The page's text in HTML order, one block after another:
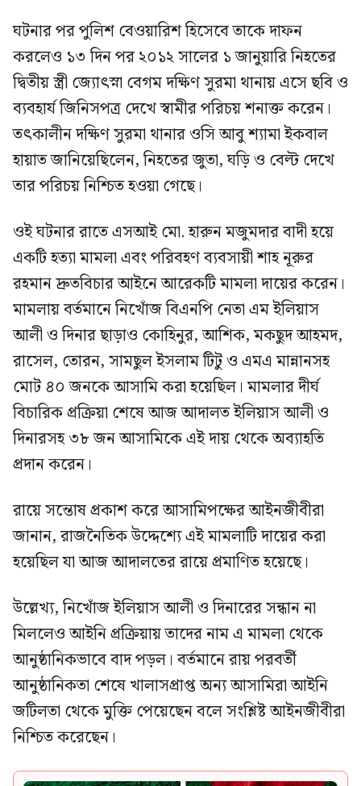
ঘটনার পর পুলিশ বেওয়ারিশ হিসেবে তাকে দাফন
করলেও ১৩ দিন পর ২০১২ সালের ১ জানুয়ারি নিহতের
দ্বিতীয় স্ত্রী জ্যোৎস্না বেগম দক্ষিণ সুরমা থানায় এসে ছবি ও
ব্যবহার্য জিনিসপত্র দেখে স্বামীর পরিচয় শনাক্ত করেন।
তৎকালীন দক্ষিণ সুরমা থানার ওসি আবু শ্যামা ইকবাল
হায়াত জানিয়েছিলেন, নিহতের জুতা, ঘড়ি ও বেল্ট দেখে
তার পরিচয় নিশ্চিত হওয়া গেছে।
ওই ঘটনার রাতে এসআই মো. হারুন মজুমদার বাদী হয়ে
একটি হত্যা মামলা এবং পরিবহণ ব্যবসায়ী শাহ নূরুর
রহমান দ্রুতবিচার আইনে আরেকটি মামলা দায়ের করেন।
মামলায় বর্তমানে নিখোঁজ বিএনপি নেতা এম ইলিয়াস
আলী ও দিনার ছাড়াও কোহিনুর, আশিক, মকছুদ আহমদ,
রাসেল, তোরন, সামছুল ইসলাম টিটু ও এমএ মান্নানসহ
মোট ৪০ জনকে আসামি করা হয়েছিল। মামলার দীর্ঘ
বিচারিক প্রক্রিয়া শেষে আজ আদালত ইলিয়াস আলী ও
দিনারসহ ৩৮ জন আসামিকে এই দায় থেকে অব্যাহতি
প্রদান করেন।
রায়ে সন্তোষ প্রকাশ করে আসামিপক্ষের আইনজীবীরা
জানান, রাজনৈতিক উদ্দেশ্যে এই মামলাটি দায়ের করা
হয়েছিল যা আজ আদালতের রায়ে প্রমাণিত হয়েছে।
উল্লেখ্য, নিখোঁজ ইলিয়াস আলী ও দিনারের সন্ধান না
মিললেও আইনি প্রক্রিয়ায় তাদের নাম এ মামলা থেকে
আনুষ্ঠানিকভাবে বাদ পড়ল। বর্তমানে রায় পরবর্তী
আনুষ্ঠানিকতা শেষে খালাসপ্রাপ্ত অন্য আসামিরা আইনি
জটিলতা থেকে মুক্তি পেয়েছেন বলে সংশ্লিষ্ট আইনজীবীরা
নিশ্চিত করেছেন।